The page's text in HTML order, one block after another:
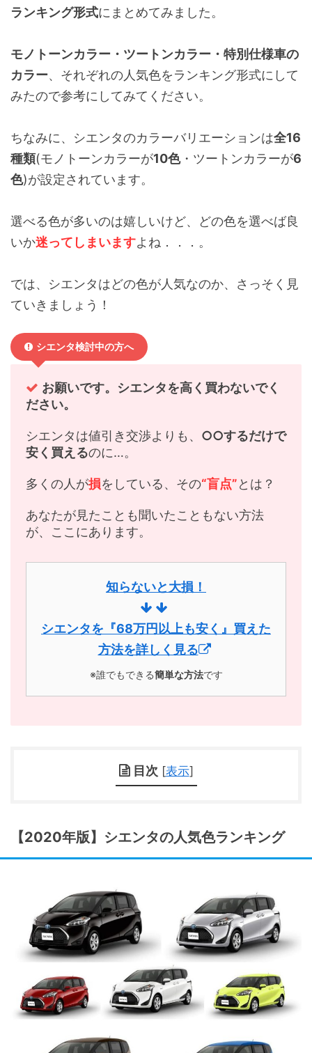
ランキング形式にまとめてみました。
モノトーンカラー・ツートンカラー・特別仕様車の
カラー、それぞれの人気色をランキング形式にして
みたので参考にしてみてください。
ちなみに、シエンタのカラーバリエーションは全16
種類(モノトーンカラーが10色・ツートンカラーが6
色)が設定されています。
選べる色が多いのは嬉しいけど、どの色を選べば良
いか迷ってしまいますよね．．．。
では、シエンタはどの色が人気なのか、さっそく見
ていきましょう！
シエンタ検討中の方へ
お願いです。シエンタを高く買わないでく
ださい。
シエンタは値引き交渉よりも、 ○○するだけで
安く買えるのに…。
多くの人が損をしている、その“盲点”とは？
あなたが見たことも聞いたこともない方法
が、ここにあります。
知らないと大損！
シエンタを『68万円以上も安く』買えた
方法を詳しく見る
※誰でもできる簡単な方法です
目次 [表示]
【2020年版】シエンタの人気色ランキング